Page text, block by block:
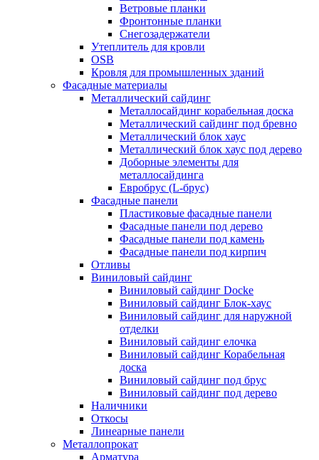
Ветровые планки
Фронтонные планки
Снегозадержатели
Утеплитель для кровли
OSB
Кровля для промышленных зданий
Фасадные материалы
Металлический сайдинг
Металлосайдинг корабельная доска
Металлический сайдинг под бревно
Металлический блок хаус
Металлический блок хаус под дерево
Доборные элементы для
металлосайдинга
Евробрус (L-брус)
Фасадные панели
Пластиковые фасадные панели
Фасадные панели под дерево
Фасадные панели под камень
Фасадные панели под кирпич
Отливы
Виниловый сайдинг
Виниловый сайдинг Docke
Виниловый сайдинг Блок-хаус
Виниловый сайдинг для наружной
отделки
Виниловый сайдинг елочка
Виниловый сайдинг Корабельная
доска
Виниловый сайдинг под брус
Виниловый сайдинг под дерево
Наличники
Откосы
Линеарные панели
Металлопрокат
Арматура